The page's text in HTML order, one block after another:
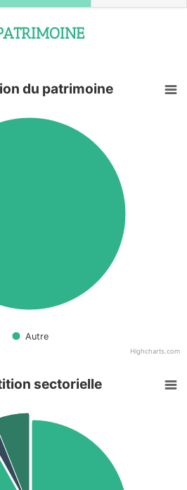
du patrimoine
Autre
Highcharts.com
sectorielle